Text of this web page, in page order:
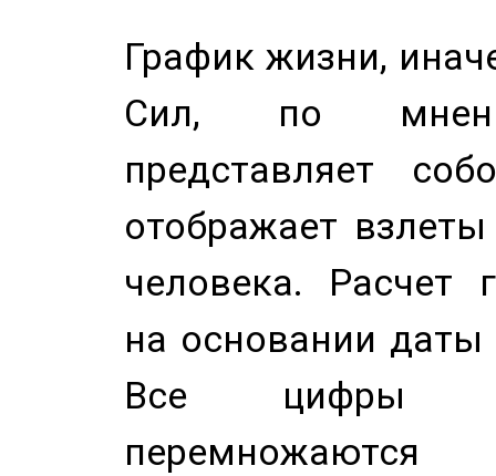
График жизни,
Сил, по
представляет
отображает
человека. Расчет
на основании
Все цифры